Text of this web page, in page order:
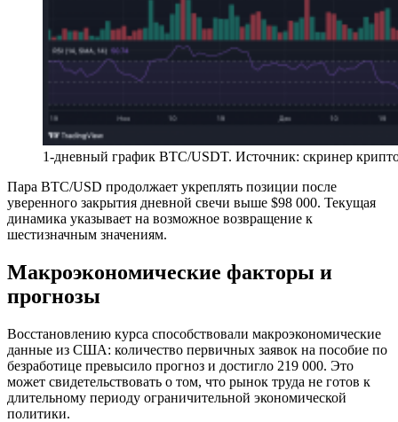
1-дневный график BTC/USDT. Источник: скринер
Пара BTC/USD продолжает укреплять позиции после
уверенного закрытия дневной свечи выше $98 000. Текущая
динамика указывает на возможное возвращение к
шестизначным значениям.
Макроэкономические факторы и
прогнозы
Восстановлению курса способствовали макроэкономические
данные из США: количество первичных заявок на пособие по
безработице превысило прогноз и достигло 219 000. Это
может свидетельствовать о том, что рынок труда не готов к
длительному периоду ограничительной экономической
политики.